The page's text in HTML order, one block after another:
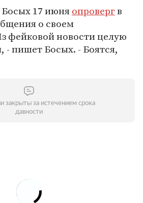
17 июняопровергв
о своем
фейковой новости целую
- пишет Босых. - Боятся,
закрыты за истечением срока
давности